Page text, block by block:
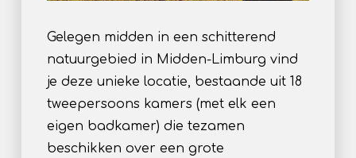
Gelegen midden in een schitterend
natuurgebied in Midden-Limburg vind
je deze unieke locatie, bestaande uit 18
tweepersoons kamers (met elk een
eigen badkamer) die tezamen
beschikken over een grote